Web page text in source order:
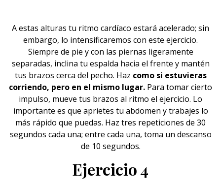
A estas alturas tu ritmo cardíaco estará acelerado; sin
embargo, lo intensificaremos con este ejercicio.
Siempre de pie y con las piernas ligeramente
separadas, inclina tu espalda hacia el frente y mantén
tus brazos cerca del pecho. Haz como si estuvieras
corriendo, pero en el mismo lugar. Para tomar cierto
impulso, mueve tus brazos al ritmo el ejercicio. Lo
importante es que aprietes tu abdomen y trabajes lo
más rápido que puedas. Haz tres repeticiones de 30
segundos cada una; entre cada una, toma un descanso
de 10 segundos.
Ejercicio 4